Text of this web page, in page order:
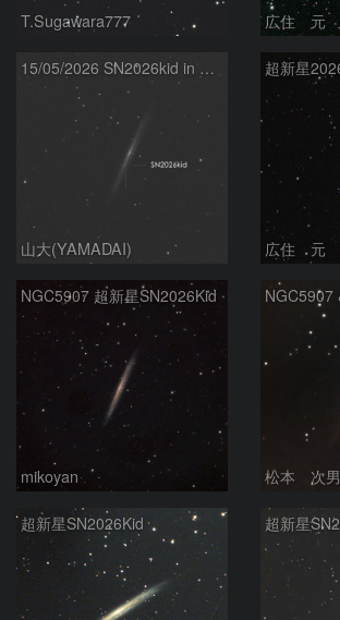
T.Sugawara777 広住 元
15/05/2026 SN2026kid in NGC5907
山大(YAMADAI) 広住 元
NGC5907 超新星SN2026Kid
mikoyan 松本 次男
超新星SN2026Kid